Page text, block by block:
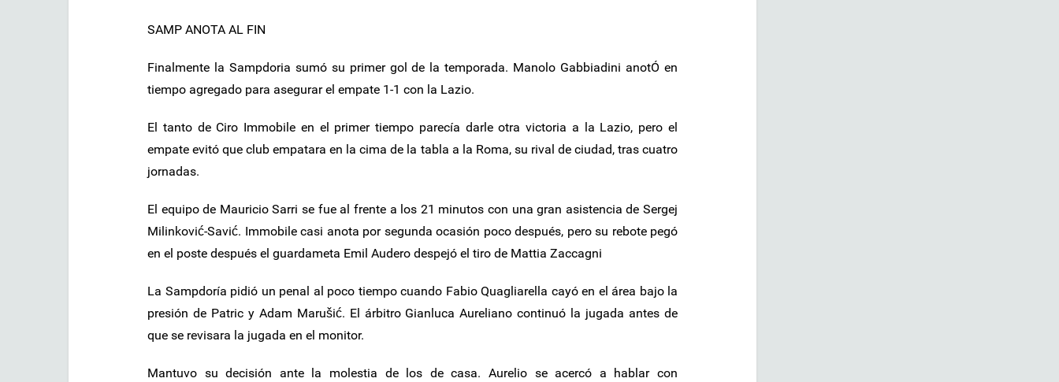
SAMP ANOTA AL FIN
Finalmente la Sampdoria sumó su primer gol de la temporada. Manolo Gabbiadini anotÓ en
tiempo agregado para asegurar el empate 1-1 con la Lazio.
El tanto de Ciro Immobile en el primer tiempo parecía darle otra victoria a la Lazio, pero el
empate evitó que club empatara en la cima de la tabla a la Roma, su rival de ciudad, tras cuatro
jornadas.
El equipo de Mauricio Sarri se fue al frente a los 21 minutos con una gran asistencia de Sergej
Milinković-Savić. Immobile casi anota por segunda ocasión poco después, pero su rebote pegó
en el poste después el guardameta Emil Audero despejó el tiro de Mattia Zaccagni
La Sampdoría pidió un penal al poco tiempo cuando Fabio Quagliarella cayó en el área bajo la
presión de Patric y Adam Marušić. El árbitro Gianluca Aureliano continuó la jugada antes de
que se revisara la jugada en el monitor.
Mantuvo su decisión ante la molestia de los de casa. Aurelio se acercó a hablar con